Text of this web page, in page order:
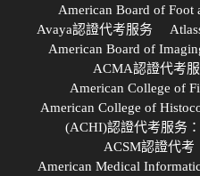
American Board of Foot
Avaya認證代考服务
American Board of
ACMA認證代考
American College of
American College of
(ACHI)認證代考服务
ACSM認證代考
American Medical